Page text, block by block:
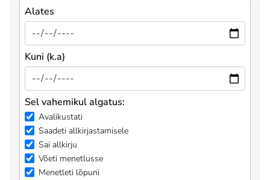
Alates
Kuni (k.a)
Sel vahemikul algatus:
Avalikustati
Saadeti allkirjastamisele
Sai allkirju
Võeti menetlusse
Menetleti lõpuni